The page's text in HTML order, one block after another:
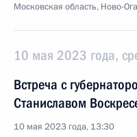
Московская область, Ново-
10 мая 2023 года,
Встреча с
Станиславом
10 мая 2023 года, 13:30